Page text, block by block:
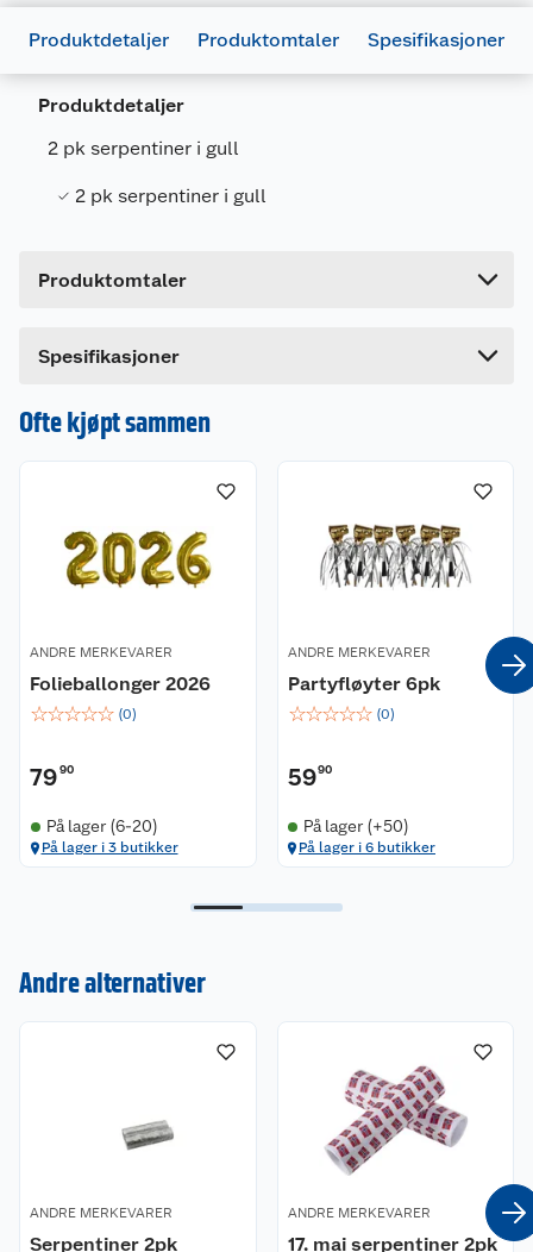
Produktdetaljer Produktomtaler Spesifikasjoner
Produktdetaljer
2 pk serpentiner i gull
2 pk serpentiner i gull
Produktomtaler
Dette produktet har ikke fått noen omtale ennå.
en omtale.
Spesifikasjoner
Artikkelnummer
Leverandørens artikkelnummer
Ofte kjøpt sammen
ANDRE MERKEVARER
Folieballonger 2026
☆☆☆☆☆ (0)
7990
På lager (6-20)
På lager i 3 butikker
ANDRE MERKEVARER
Partyfløyter 6pk
☆☆☆☆☆ (0)
5990
På lager (+50)
På lager i 6 butikker
Andre alternativer
ANDRE MERKEVARER
Serpentiner 2pk
ANDRE MERKEVARER
17. mai serpentiner 2pk
Nyheter
Angre- og returrett